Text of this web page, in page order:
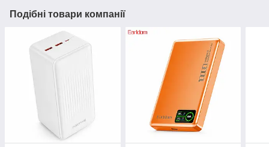
Подібні товари компанії